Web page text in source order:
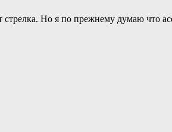
Но я по прежнему думаю что